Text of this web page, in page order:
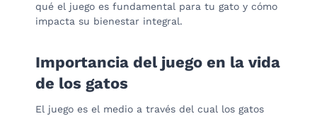
qué el juego es fundamental para tu gato y cómo
impacta su bienestar integral.
Importancia del juego en la vida
de los gatos
El juego es el medio a través del cual los gatos